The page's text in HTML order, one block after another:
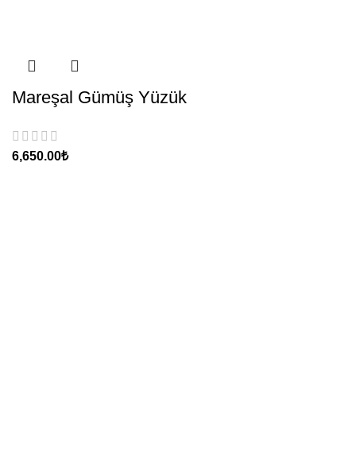
Mareşal Gümüş Yüzük
₺